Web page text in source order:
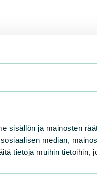
sisällön ja mainosten
median,
tietoja muihin tietoihin,